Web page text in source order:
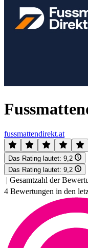
fussmattendirekt.at
Das Rating lautet: 9,2
Das Rating lautet: 9,2
| Gesamtzahl der
4 Bewertungen in den